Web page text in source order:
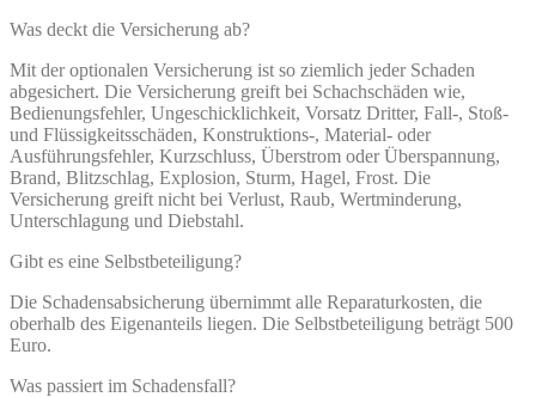
Was deckt die Versicherung ab?
Mit der optionalen Versicherung ist so ziemlich jeder Schaden
abgesichert. Die Versicherung greift bei Schachschäden wie,
Bedienungsfehler, Ungeschicklichkeit, Vorsatz Dritter, Fall-, Stoß-
und Flüssigkeitsschäden, Konstruktions-, Material- oder
Ausführungsfehler, Kurzschluss, Überstrom oder Überspannung,
Brand, Blitzschlag, Explosion, Sturm, Hagel, Frost. Die
Versicherung greift nicht bei Verlust, Raub, Wertminderung,
Unterschlagung und Diebstahl.
Gibt es eine Selbstbeteiligung?
Die Schadensabsicherung übernimmt alle Reparaturkosten, die
oberhalb des Eigenanteils liegen. Die Selbstbeteiligung beträgt 500
Euro.
Was passiert im Schadensfall?